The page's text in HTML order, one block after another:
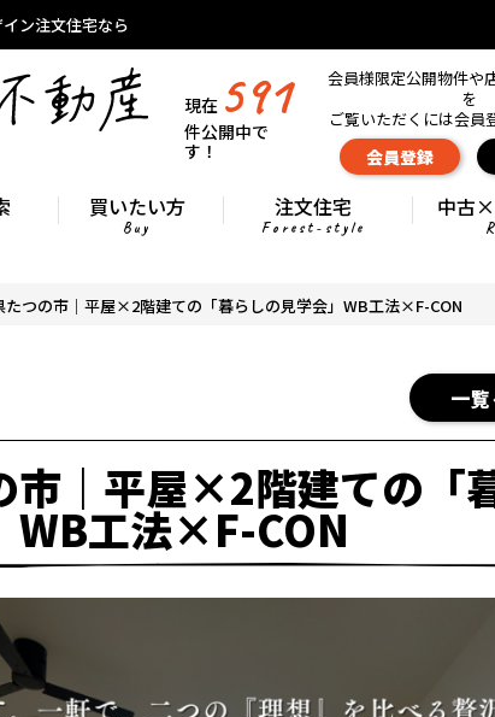
ン注文住宅なら
現在591
件公開中で
す！
会員様限定公開物件や
を
ご覧いただくには会員
会員登録
買いたい方
Buy
注文住宅
Forest-style
中古
たつの市｜平屋×2階建ての「暮らしの見学会」WB工法×F-CON
一
市｜平屋×2階建ての「
WB工法×F-CON